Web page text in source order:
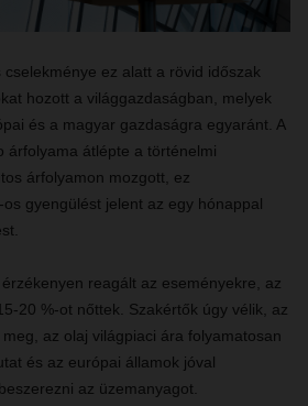
ez alatt a rövid időszak
hozott a világgazdaságban, melyek
és a magyar gazdaságra egyaránt. A
árfolyama átlépte a történelmi
árfolyamon mozgott, ez
gyengülést jelent az egy hónappal
reagált az eseményekre, az
20 %-ot nőttek. Szakértők úgy vélik, az
az olaj világpiaci ára folyamatosan
és az európai államok jóval
az üzemanyagot.